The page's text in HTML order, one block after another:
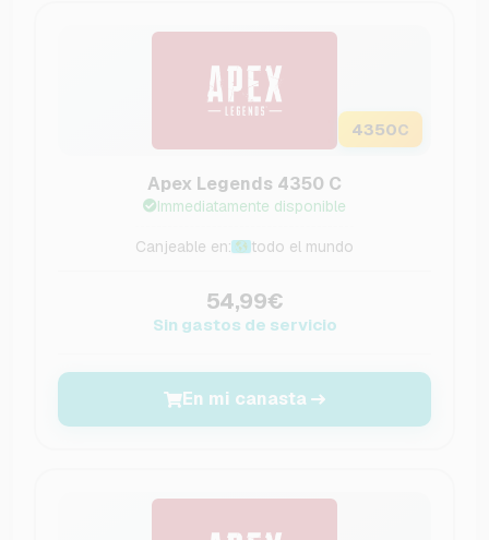
4350C
Apex Legends 4350 C
Immediatamente disponible
Canjeable en: todo el mundo
54,99€
Sin gastos de servicio
En mi canasta